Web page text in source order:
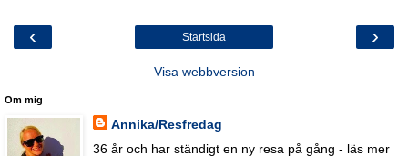
‹ ›
Startsida
Visa webbversion
Om mig
Annika/Resfredag
36 år och har ständigt en ny resa på gång - läs mer